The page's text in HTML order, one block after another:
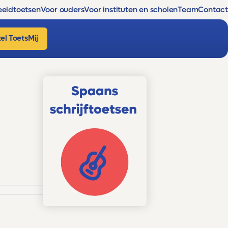
Voor oudersVoor instituten en scholenTeamContact
ToetsMij